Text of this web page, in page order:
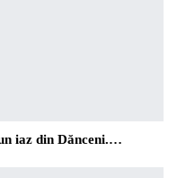
iaz din Dănceni.…